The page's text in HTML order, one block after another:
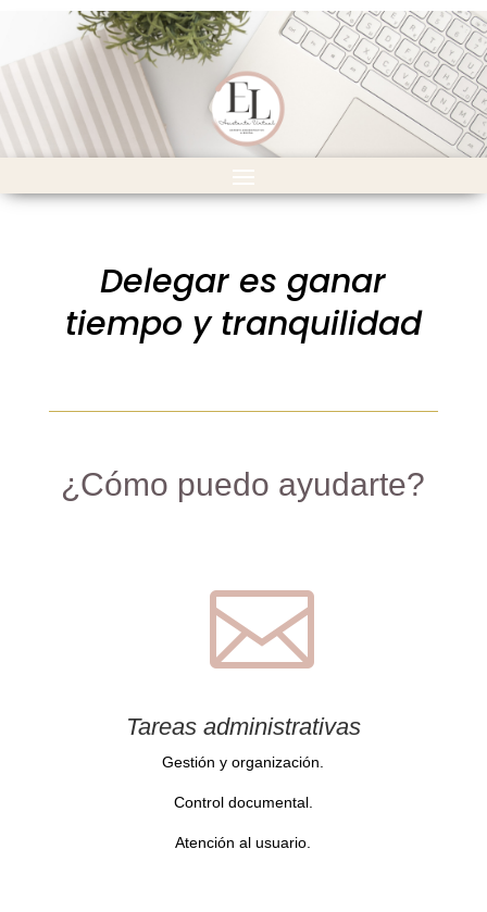
Delegar es ganar
tiempo y tranquilidad
¿Cómo puedo ayudarte?

Tareas administrativas
Gestión y organización.
Control documental.
Atención al usuario.